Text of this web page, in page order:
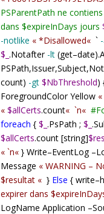
PSParentPath ne
dans $expireInDays jours
-notlike «*Disallowed« `
$_ .Notafter -lt (get–
count) -gt $NbThreshold)
ForegroundColor Yellow «
«$allCerts.count« `n« #
foreach {$_ .PsPath ;$_
$allCerts.count [string]
«`n«} Write–EventLog –
Message «WARNING –
$resultat « } Else { write–
expirer dans
LogName Application –